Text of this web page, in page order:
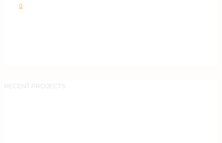
0
RECENT PROJECTS